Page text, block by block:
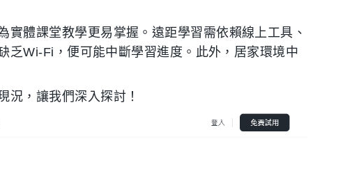
體課堂教學更易掌握。遠距學習需依賴線上工具、
乏Wi-Fi，便可能中斷學習進度。此外，居家環境中
況，讓我們深入探討！